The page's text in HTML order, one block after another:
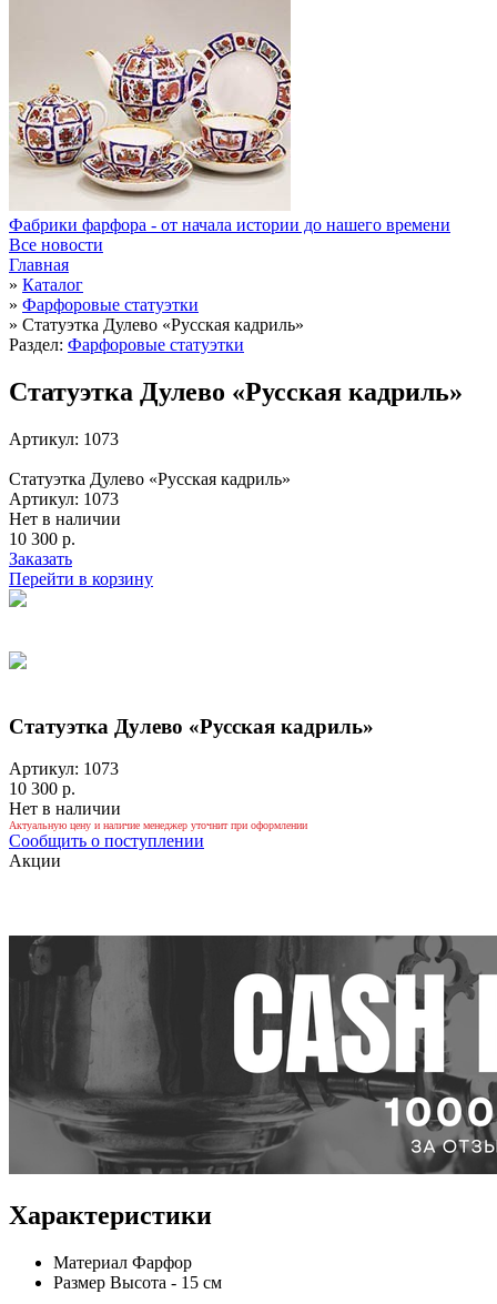
Фабрики фарфора - от начала истории до нашего времени
Все новости
Главная
» Каталог
» Фарфоровые статуэтки
» Статуэтка Дулево «Русская кадриль»
Раздел: Фарфоровые статуэтки
Статуэтка Дулево «Русская кадриль»
Артикул: 1073
Статуэтка Дулево «Русская кадриль»
Артикул: 1073
Нет в наличии
10 300 р.
Заказать
Перейти в корзину
Статуэтка Дулево «Русская кадриль»
Артикул: 1073
10 300 р.
Нет в наличии
Актуальную цену и наличие менеджер уточнит при оформлении
Сообщить о поступлении
Акции
Характеристики
Материал Фарфор
Размер Высота - 15 см